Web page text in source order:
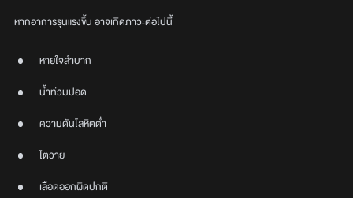
หากอาการรุนแรงขึ้น อาจเกิดภาวะต่อไปนี้
หายใจลำบาก
น้ำท่วมปอด
ความดันโลหิตต่ำ
ไตวาย
เลือดออกผิดปกติ